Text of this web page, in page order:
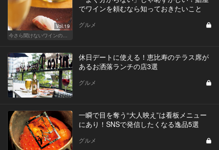
Vol.19
今さら聞けないワインの基礎知識
でワインを頼むなら知っておきたいこと
グルメ
休日デートに使える！恵比寿のテラス席が
あるお洒落ランチの店3選
グルメ
一瞬で目を奪う“大人映え”は看板メニュー
にあり！SNSで発信したくなる逸品5選
グルメ